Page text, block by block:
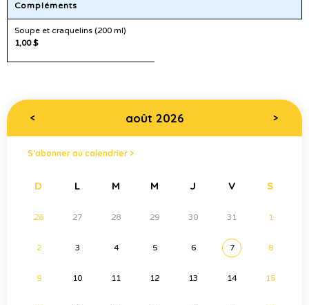
Compléments
Soupe et craquelins (200 ml)
1,00 $
< août 2026 >
S’abonner au calendrier >
D L M M J V S
26 27 28 29 30 31 1
2 3 4 5 6 7 8
9 10 11 12 13 14 15